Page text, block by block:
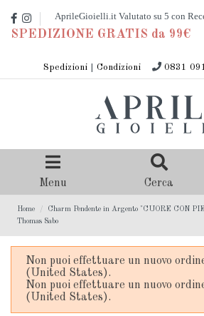
SPEDIZIONE GRATIS da 99€
Spedizioni
Condizioni 0831
Menu Cerca
Home
Charm Pendente in Argento "CUORE CON
Thomas Sabo
Non puoi effettuare un nuovo
(United States).
Non puoi effettuare un nuovo
(United States).